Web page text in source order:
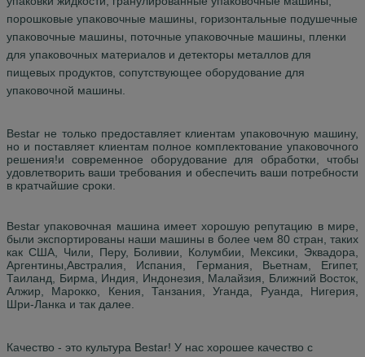
порошковые упаковочные машины, горизонтальные подушечные
упаковочные машины, поточные упаковочные машины, пленки
для упаковочных материалов и детекторы металлов для
пищевых продуктов, сопутствующее оборудование для
упаковочной машины.
Bestar не только предоставляет клиентам упаковочную машину,
но и поставляет клиентам полное комплектование упаковочного
решения!и современное оборудование для обработки, чтобы
удовлетворить ваши требования и обеспечить ваши потребности
в кратчайшие сроки.
Bestar упаковочная машина имеет хорошую репутацию в мире,
были экспортированы наши машины в более чем 80 стран, таких
как США, Чили, Перу, Боливии, Колумбии, Мексики, Эквадора,
Аргентины,Австралия, Испания, Германия, Вьетнам, Египет,
Таиланд, Бирма, Индия, Индонезия, Малайзия, Ближний Восток,
Алжир, Марокко, Кения, Танзания, Уганда, Руанда, Нигерия,
Шри-Ланка и так далее.
Качество - это культура Bestar! У нас хорошее качество с